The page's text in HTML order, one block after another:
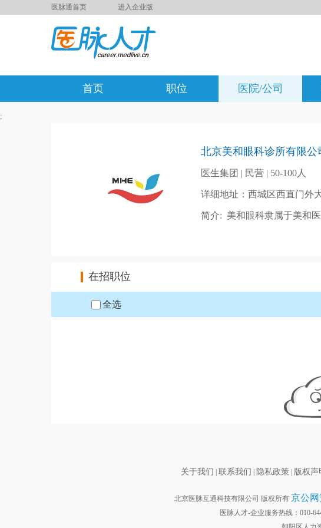
医脉通首页 进入企业版
首页 职位 医院/公司
;
北京美和眼科诊所有限公
医生集团 | 民营 | 50-100人
详细地址：西城区西直门外
简介: 美和眼科隶属于美和
在招职位
全选
关于我们 联系我们 隐私政策 版权声
北京医脉互通科技有限公司 版权所有 京公网
医脉人才-企业服务热线：010-